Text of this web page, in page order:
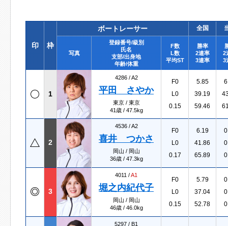
印 枠
ボートレーサー 全国
写真
登録番号/級別
氏名
支部/出身地
年齢/体重
F数
L数
平均ST
勝率
2連率
3連率
2
3
1
4286 /A2
平田 さやか
東京 / 東京
41歳 / 47.5kg
F0
L0
0.15
5.85
39.19
59.46
2
4536 /A2
喜井 つかさ
岡山 / 岡山
36歳 / 47.3kg
F0
L0
0.17
6.19
41.86
65.89
3
4011 /A1
堀之内紀代子
岡山 / 岡山
46歳 / 46.0kg
F0
L0
0.15
5.79
37.04
52.78
5297 / B1